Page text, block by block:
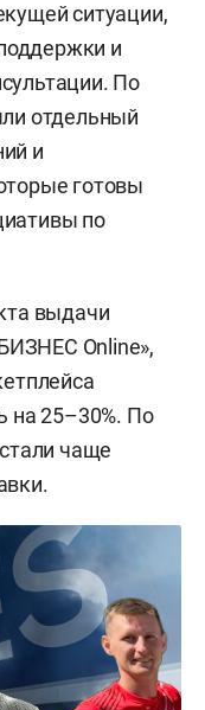
ситуации,
и
По
отдельный
и
готовы
по
выдачи
Online»,
на 25–30%. По
чаще